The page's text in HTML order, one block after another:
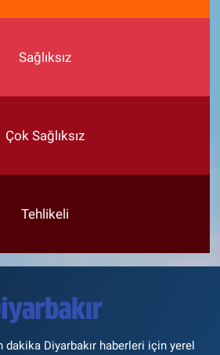
Sağlıksız
Çok Sağlıksız
Tehlikeli
dakika Diyarbakır haberleri için yerel